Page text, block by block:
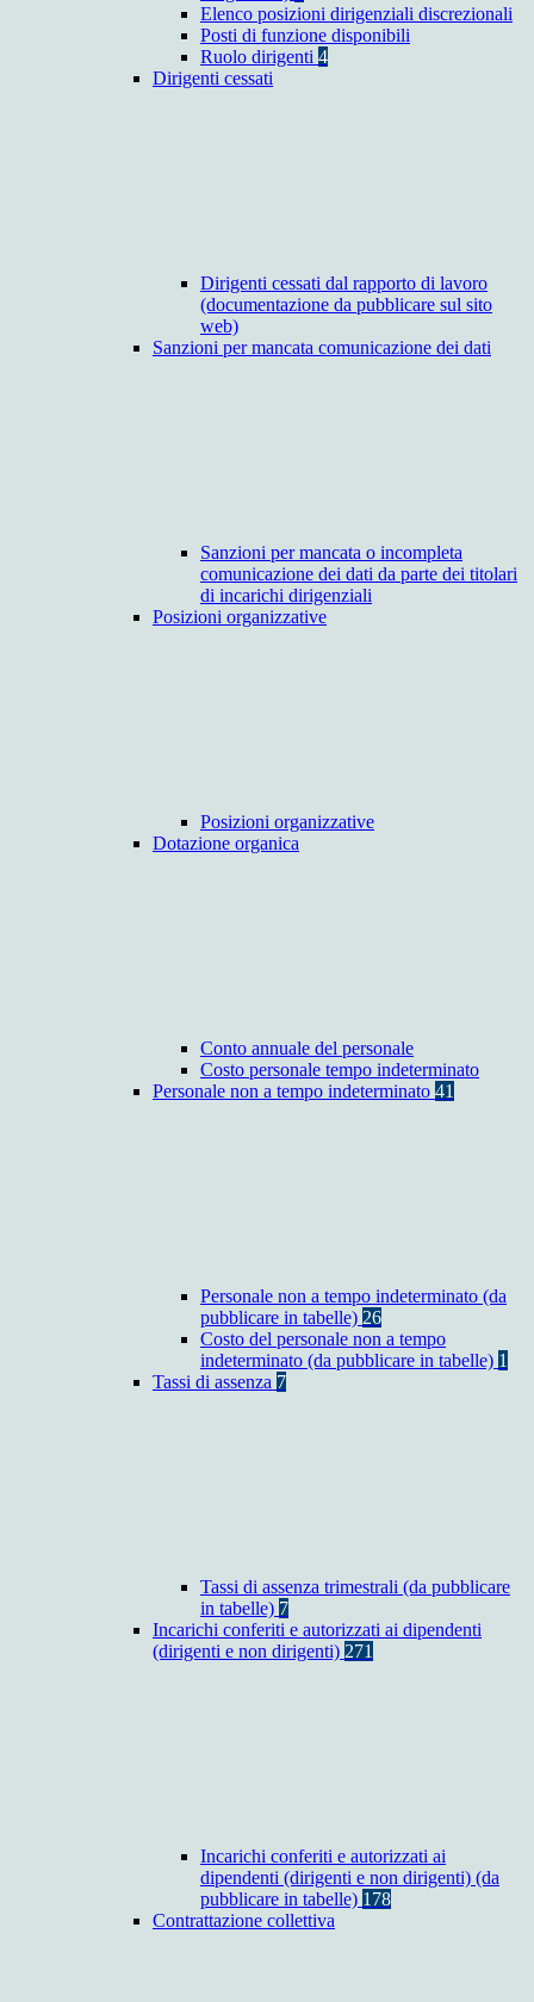
Elenco posizioni dirigenziali discrezionali
Posti di funzione disponibili
Ruolo dirigenti 4
Dirigenti cessati
Dirigenti cessati dal rapporto di lavoro
(documentazione da pubblicare sul sito
web)
Sanzioni per mancata comunicazione dei dati
Sanzioni per mancata o incompleta
comunicazione dei dati da parte dei titolari
di incarichi dirigenziali
Posizioni organizzative
Posizioni organizzative
Dotazione organica
Conto annuale del personale
Costo personale tempo indeterminato
Personale non a tempo indeterminato 41
Personale non a tempo indeterminato (da
pubblicare in tabelle) 26
Costo del personale non a tempo
indeterminato (da pubblicare in tabelle) 1
Tassi di assenza 7
Tassi di assenza trimestrali (da pubblicare
in tabelle) 7
Incarichi conferiti e autorizzati ai dipendenti
(dirigenti e non dirigenti) 271
Incarichi conferiti e autorizzati ai
dipendenti (dirigenti e non dirigenti) (da
pubblicare in tabelle) 178
Contrattazione collettiva